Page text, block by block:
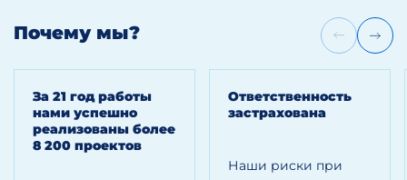
Почему мы?
За 21 год работы
нами успешно
реализованы более
8 200 проектов
Ответственность
застрахована
Наши риски при